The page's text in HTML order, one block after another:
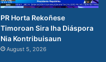
PR Horta Rekoñese
Timoroan Sira Iha Diáspora
Nia Kontribuisaun
August 5, 2026